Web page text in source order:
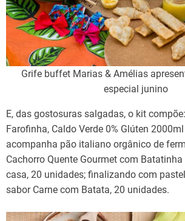
Grife buffet Marias & Amélias
especial junino
E, das gostosuras salgadas, o kit
Farofinha, Caldo Verde 0% Glúten
acompanha pão italiano orgânico de
Cachorro Quente Gourmet com
casa, 20 unidades; finalizando com
sabor Carne com Batata, 20 unidades.